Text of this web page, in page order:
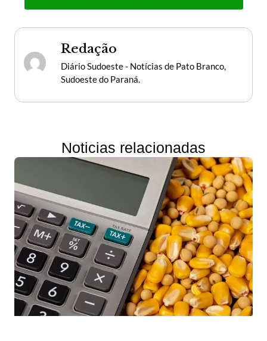
Redação
Diário Sudoeste - Notícias de Pato Branco,
Sudoeste do Paraná.
Noticias relacionadas